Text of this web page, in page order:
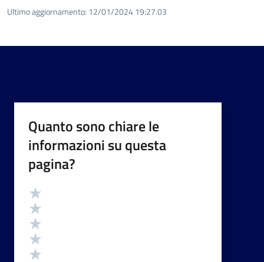
Ultimo aggiornamento: 12/01/2024 19:27.03
Quanto sono chiare le
informazioni su questa
pagina?
Valutazione